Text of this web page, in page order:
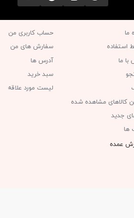
ما
استفاده
با ما
کالاهای مشاهده شده
جدید
ها
حساب کاربری من
سفارش های من‎
آدرس ها
سبد خرید
لیست مورد علاقه
عمده